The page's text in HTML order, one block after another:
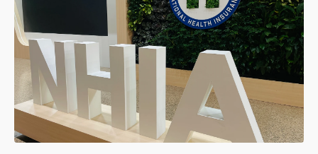
女律師陳昱瑄詐慈濟10億！黃金158kg遭查扣畫面曝光
暑假過三周才推「E宿新北打卡趣」！抽獎程序複雜 觀
旅局回應了
中信慈善基金會想增加董事人數！辜仲諒向法院聲請遭
駁 理由曝光